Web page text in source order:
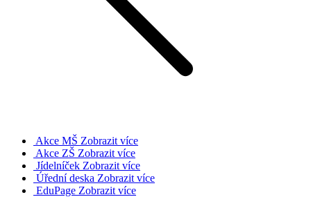
Akce MŠ Zobrazit více
Akce ZŠ Zobrazit více
Jídelníček Zobrazit více
Úřední deska Zobrazit více
EduPage Zobrazit více